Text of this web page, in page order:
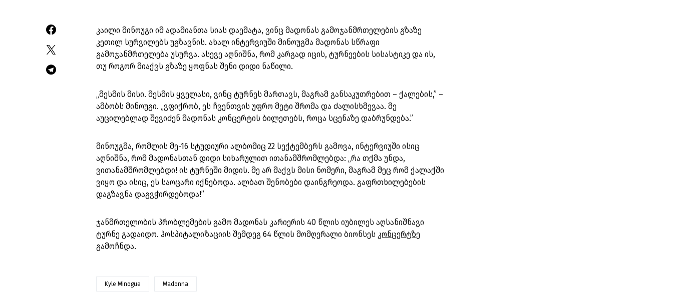
კაილი მინოუგი იმ ადამიანთა სიას დაემატა, ვინც მადონას გამოჯანმრთელების გზაზე
კეთილ სურვილებს უგზავნის. ახალ ინტერვიუში მინოუგმა მადონას სწრაფი
გამოჯანმრთელება უსურვა. ასევე აღნიშნა, რომ კარგად იცის, ტურნეების სისასტიკე და ის,
თუ როგორ მიაქვს გზაზე ყოფნას შენი დიდი ნაწილი.
„მესმის მისი. მესმის ყველასი, ვინც ტურნეს მართავს, მაგრამ განსაკუთრებით – ქალების,” –
ამბობს მინოუგი. „ვფიქრობ, ეს ჩვენთვის უფრო მეტი შრომა და ძალისხმევაა. მე
აუცილებლად შევიძენ მადონას კონცერტის ბილეთებს, როცა სცენაზე დაბრუნდება.”
მინოუგმა, რომლის მე-16 სტუდიური ალბომიც 22 სექტემბერს გამოვა, ინტერვიუში ისიც
აღნიშნა, რომ მადონასთან დიდი სიხარულით ითანამშრომლებდა: „რა თქმა უნდა,
ვითანამშრომლებდი! ის ტურნეში მიდის. მე არ მაქვს მისი ნომერი, მაგრამ მეც რომ ქალაქში
ვიყო და ისიც, ეს საოცარი იქნებოდა. ალბათ შენობები დაინგრეოდა. გაფრთხილებების
დაგზავნა დაგვჭირდებოდა!”
ჯანმრთელობის პრობლემების გამო მადონას კარიერის 40 წლის იუბილეს აღსანიშნავი
ტურნე გადაიდო. ჰოსპიტალიზაციის შემდეგ 64 წლის მომღერალი ბიონსეს კონცერტზე
გამოჩნდა.
Kyle Minogue Madonna